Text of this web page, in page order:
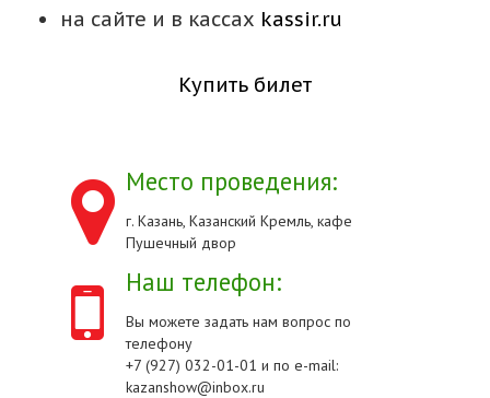
на сайте и в кассах kassir.ru
Купить билет
Место проведения:
г. Казань, Казанский Кремль, кафе
Пушечный двор
Наш телефон:
Вы можете задать нам вопрос по
телефону
+7 (927) 032-01-01 и по e-mail:
kazanshow@inbox.ru